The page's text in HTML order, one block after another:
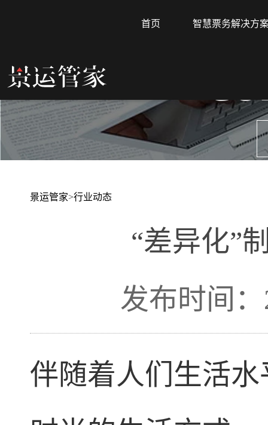
首页 智慧票务解决方
景运管家>行业动态
“差异化”
发布时间：
伴随着人们生活